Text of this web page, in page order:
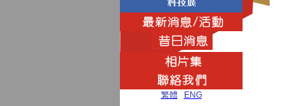
繁體 ENG